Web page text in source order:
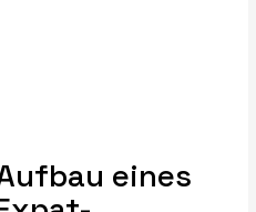
eines